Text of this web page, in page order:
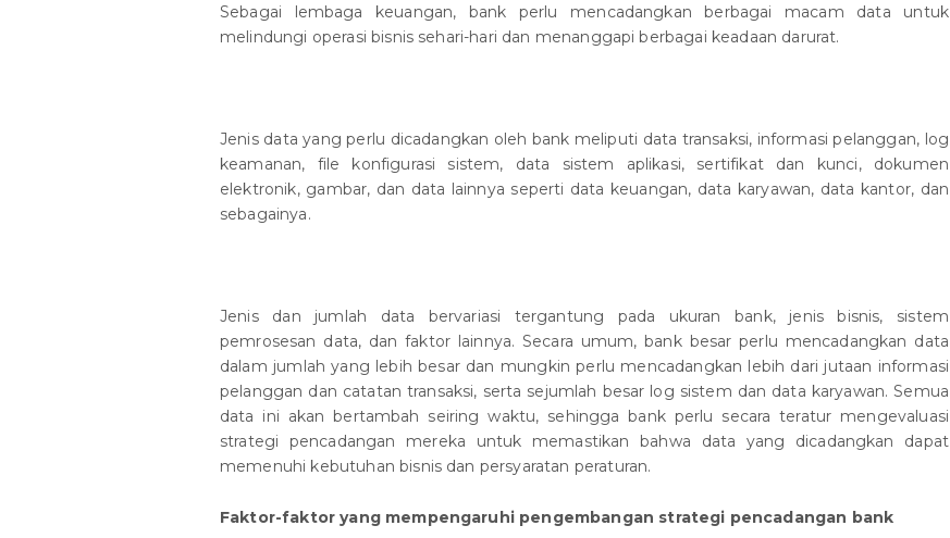
Sebagai lembaga keuangan, bank perlu mencadangkan berbagai macam data untuk
melindungi operasi bisnis sehari-hari dan menanggapi berbagai keadaan darurat.
Jenis data yang perlu dicadangkan oleh bank meliputi data transaksi, informasi pelanggan, log
keamanan, file konfigurasi sistem, data sistem aplikasi, sertifikat dan kunci, dokumen
elektronik, gambar, dan data lainnya seperti data keuangan, data karyawan, data kantor, dan
sebagainya.
Jenis dan jumlah data bervariasi tergantung pada ukuran bank, jenis bisnis, sistem
pemrosesan data, dan faktor lainnya. Secara umum, bank besar perlu mencadangkan data
dalam jumlah yang lebih besar dan mungkin perlu mencadangkan lebih dari jutaan informasi
pelanggan dan catatan transaksi, serta sejumlah besar log sistem dan data karyawan. Semua
data ini akan bertambah seiring waktu, sehingga bank perlu secara teratur mengevaluasi
strategi pencadangan mereka untuk memastikan bahwa data yang dicadangkan dapat
memenuhi kebutuhan bisnis dan persyaratan peraturan.
Faktor-faktor yang mempengaruhi pengembangan strategi pencadangan bank